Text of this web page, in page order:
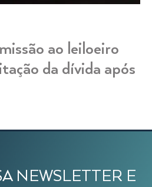
ao leiloeiro
da dívida após
NEWSLETTER E